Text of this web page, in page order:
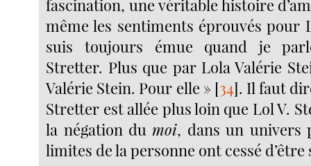
fascination, une véritable histoire
même les sentiments éprouvés pour
suis toujours émue quand je
Stretter. Plus que par Lola Valérie
Valérie Stein. Pour elle » [34]. Il faut
Stretter est allée plus loin que Lol V.
la négation dumoi, dans un univers
limites de la personne ont cessé d’être